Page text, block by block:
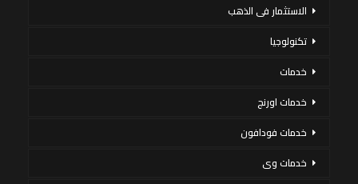
الاستثمار فى الذهب
تكنولوجيا
خدمات
خدمات اورنج
خدمات فودافون
خدمات وى